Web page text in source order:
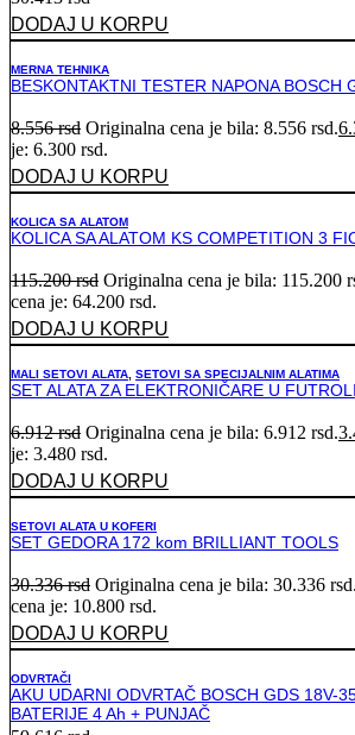
DODAJ U KORPU
MERNA TEHNIKA
BESKONTAKTNI TESTER NAPONA BOSCH
8.556rsd Originalna cena je bila: 8.556 rsd.
je: 6.300 rsd.
DODAJ U KORPU
KOLICA SA ALATOM
KOLICA SA ALATOM KS COMPETITION 3
115.200rsd Originalna cena je bila: 115.200
cena je: 64.200 rsd.
DODAJ U KORPU
MALI SETOVI ALATA SETOVI SA SPECIJALNIM ALATIMA
SET ALATA ZA ELEKTRONIČARE U
6.912rsd Originalna cena je bila: 6.912 rsd.
je: 3.480 rsd.
DODAJ U KORPU
SETOVI ALATA U KOFERI
SET GEDORA 172 kom BRILLIANT TOOLS
30.336rsd Originalna cena je bila: 30.336 rsd.
cena je: 10.800 rsd.
DODAJ U KORPU
ODVRTAČI
AKU UDARNI ODVRTAČ BOSCH GDS 18V-
BATERIJE 4 Ah + PUNJAČ